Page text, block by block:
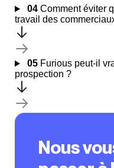
Nous vous aidons à
04Comment éviter
travail des
05Furious peut-il
prospection ?